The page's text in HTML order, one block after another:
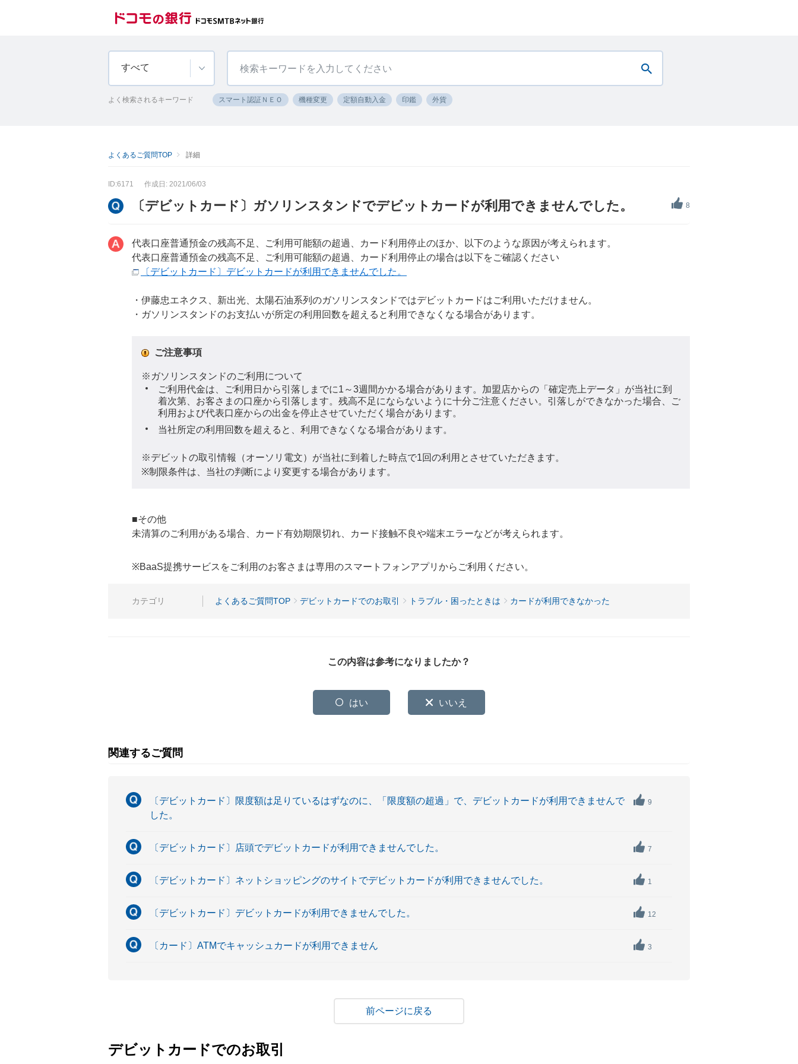
すべて
よく検索されるキーワード スマート認証ＮＥＯ 機種変更 定額自動入金 印鑑 外貨
よくあるご質問TOP 詳細
ID:6171 作成日: 2021/06/03
8
〔デビットカード〕ガソリンスタンドでデビットカードが利用できませんでした。
代表口座普通預金の残高不足、ご利用可能額の超過、カード利用停止のほか、以下のような原因が考えられます。
代表口座普通預金の残高不足、ご利用可能額の超過、カード利用停止の場合は以下をご確認ください
〔デビットカード〕デビットカードが利用できませんでした。
・伊藤忠エネクス、新出光、太陽石油系列のガソリンスタンドではデビットカードはご利用いただけません。
・ガソリンスタンドのお支払いが所定の利用回数を超えると利用できなくなる場合があります。
ご注意事項
※ガソリンスタンドのご利用について
ご利用代金は、ご利用日から引落しまでに1～3週間かかる場合があります。加盟店からの「確定売上データ」が当社に到
着次第、お客さまの口座から引落します。残高不足にならないように十分ご注意ください。引落しができなかった場合、ご
利用および代表口座からの出金を停止させていただく場合があります。
当社所定の利用回数を超えると、利用できなくなる場合があります。
※デビットの取引情報（オーソリ電文）が当社に到着した時点で1回の利用とさせていただきます。
※制限条件は、当社の判断により変更する場合があります。
■その他
未清算のご利用がある場合、カード有効期限切れ、カード接触不良や端末エラーなどが考えられます。
※BaaS提携サービスをご利用のお客さまは専用のスマートフォンアプリからご利用ください。
カテゴリ よくあるご質問TOP デビットカードでのお取引 トラブル・困ったときは カードが利用できなかった
この内容は参考になりましたか？
はい いいえ
関連するご質問
〔デビットカード〕限度額は足りているはずなのに、「限度額の超過」で、デビットカードが利用できませんで
した。
9
〔デビットカード〕店頭でデビットカードが利用できませんでした。 7
〔デビットカード〕ネットショッピングのサイトでデビットカードが利用できませんでした。 1
〔デビットカード〕デビットカードが利用できませんでした。 12
〔カード〕ATMでキャッシュカードが利用できません 3
戻る
デビットカードでのお取引